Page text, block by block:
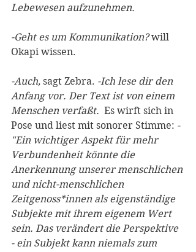
Lebewesen aufzunehmen.
-Geht es um Kommunikation? will
Okapi wissen.
-Auch, sagt Zebra. -Ich lese dir den
Anfang vor. Der Text ist von einem
Menschen verfaßt. Es wirft sich in
Pose und liest mit sonorer Stimme: -
"Ein wichtiger Aspekt für mehr
Verbundenheit könnte die
Anerkennung unserer menschlichen
und nicht-menschlichen
Zeitgenoss*innen als eigenständige
Subjekte mit ihrem eigenem Wert
sein. Das verändert die Perspektive
- ein Subjekt kann niemals zum